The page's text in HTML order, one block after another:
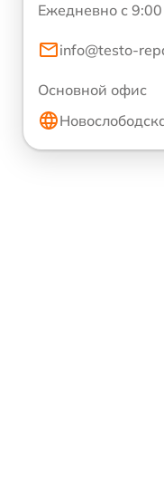
Ежедневно с
info@testo-
Основной офис